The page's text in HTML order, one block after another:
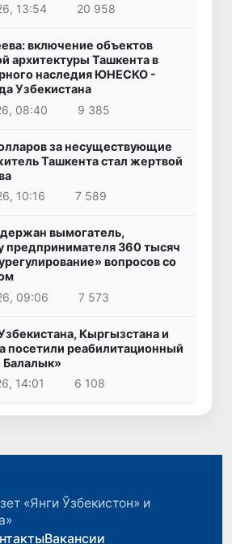
13:54
20 958
включение объектов
архитектуры Ташкента в
наследия ЮНЕСКО -
Узбекистана
08:40
9 385
за несуществующие
Ташкента стал жертвой
10:16
7 589
вымогатель,
предпринимателя 360 тысяч
вопросов со
09:06
7 573
Кыргызстана и
посетили реабилитационный
14:01
6 108
«Янги Ўзбекистон» и
Вакансии